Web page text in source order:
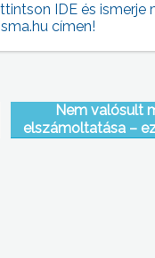
Nem valósult
elszámoltatása –
IDE és ismerje
címen!